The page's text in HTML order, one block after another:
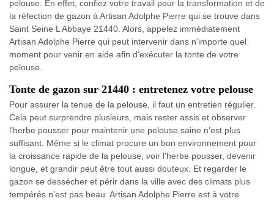
pelouse. En effet, confiez votre travail pour la transformation et de
la réfection de gazon à Artisan Adolphe Pierre qui se trouve dans
Saint Seine L Abbaye 21440. Alors, appelez immédiatement
Artisan Adolphe Pierre qui peut intervenir dans n'importe quel
moment pour venir en aide afin d'exécuter la tonte de votre
pelouse.
Tonte de gazon sur 21440 : entretenez votre pelouse
Pour assurer la tenue de la pelouse, il faut un entretien régulier.
Cela peut surprendre plusieurs, mais rester assis et observer
l'herbe pousser pour maintenir une pelouse saine n’est plus
suffisant. Même si le climat procure un bon environnement pour
la croissance rapide de la pelouse, voir l'herbe pousser, devenir
longue, et grandir peut être tout aussi douteux. Et regarder le
gazon se dessécher et périr dans la ville avec des climats plus
tempérés n’est pas beau. Artisan Adolphe Pierre est à votre